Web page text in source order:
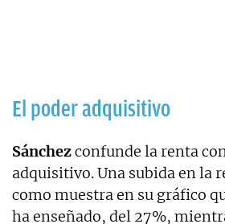
El poder adquisitivo
Sánchezconfunde la renta
adquisitivo. Una subida en la
como muestra en su gráfico
ha enseñado, del 27%,